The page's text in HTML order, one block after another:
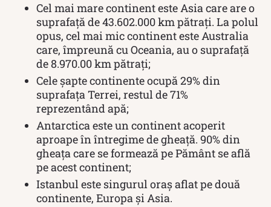
Cel mai mare continent este Asia care are o
suprafață de 43.602.000 km pătrați. La polul
opus, cel mai mic continent este Australia
care, împreună cu Oceania, au o suprafață
de 8.970.00 km pătrați;
Cele șapte continente ocupă 29% din
suprafața Terrei, restul de 71%
reprezentând apă;
Antarctica este un continent acoperit
aproape în întregime de gheață. 90% din
gheața care se formează pe Pământ se află
pe acest continent;
Istanbul este singurul oraș aflat pe două
continente, Europa și Asia.